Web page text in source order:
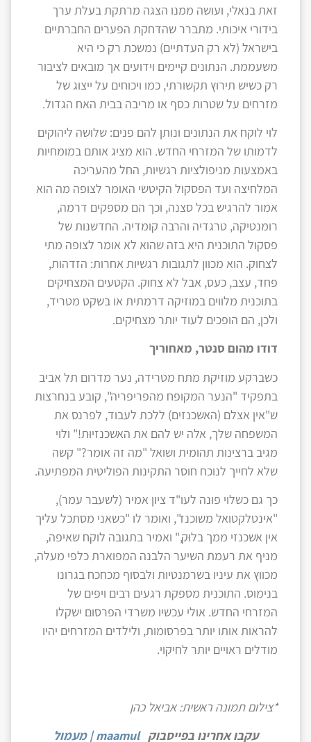
זאת בנאלי, ועושה ממנו הצגה מרתקת בעלת ערך
בידורי איכותי. מתברר שהדחקת הפערים החברתיים
בישראל (לא רק העדתיים) נמשכת רק כי היא
משעממת. הנתונים קיימים וידועים אך מובאים לציבור
רק כשיש תירוץ תקשורתי, כמו ויכוחים על ייצוג של
מזרחים על שטרות כסף או מריבה בבית האח הגדול.
לוי לוקח את הנתונים ונותן להם פנים: שלושה ליהוקים
לדמותו של המזרחי החדש. הוא מציג אותם במומחיות
באמצעות מניפולציות רגשיות, החל מהעריכה
המלחיצה ועד הפסקול הקיטשי האומר לצופה מה הוא
אמור להרגיש בכל סצנה, וכך הם מספקים דרמה,
רומנטיקה, טרגדיה והרבה קומדיה. החדשנות של
פסקול התוכנית היא בזה שהוא לא אומר לצופה מתי
לצחוק. הוא מכוון לתגובות רגשיות אחרות: הזדהות,
פחד, עצב, כעס, אבל לא צחוק. הקטעים המצחיקים
בתוכנית מלווים במוזיקה דרמתית או בשקט מטריד,
ולכן, הם הופכים לעוד יותר מצחיקים.
דודו מהום סנטר, מאחוריך
כשברקע מוזיקת מתח מטרידה, נער מדרום תל אביב
בתפקיד "הנער המקופח מהפריפריה", קובע בנחרצות
ש"אין אצלם (האשכנזים) ללכת לעבוד, לפרנס את
המשפחה שלך, אלה יש להם את האשכנזיוּת!" ולוי
מגיב ברצינות תהומית ושואל "מה זה אומר?" קשה
שלא לחייך לנוכח חוסר התקינות הפוליטית המפתיעה.
כך גם כשלוי פונה לעו"ד ציון אמיר (לשעבר עמר),
"אינטלקטואל משוכנז", ואומר לו "כשאני מסתכל עליך
אין אשכנזי ממך בלוּק," ואמיר בתגובה לוקח שאיפה,
מניף את רעמת השיער הלבנה המפוארת כלפי מעלה,
מכווץ את עיניו בשרמנטיות ולבסוף מכחכח בגרונו
בנימוס. התוכנית מספקת רגעים רבים ויפים של
המזרחי החדש. אולי עכשיו משרדי הפרסום ישקלו
להראות אותו יותר בפרסומות, ולילדים המזרחים יהיו
מודלים ראויים יותר לחיקוי.
*צילום תמונה ראשית: אביאל כהן
עקבו אחרינו בפייסבוק maamul | מעמול